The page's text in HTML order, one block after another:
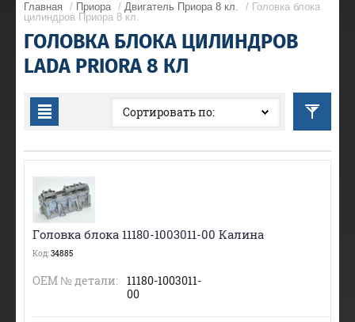
Главная / Приора / Двигатель Приора 8 кл.
/ Головка блока
цилиндров Приора 8 кл.
ГОЛОВКА БЛОКА ЦИЛИНДРОВ
LADA PRIORA 8 КЛ
Сортировать по:
Головка блока 11180-1003011-00 Калина
Код:34885
ОЕМ № детали: 11180-1003011-
00